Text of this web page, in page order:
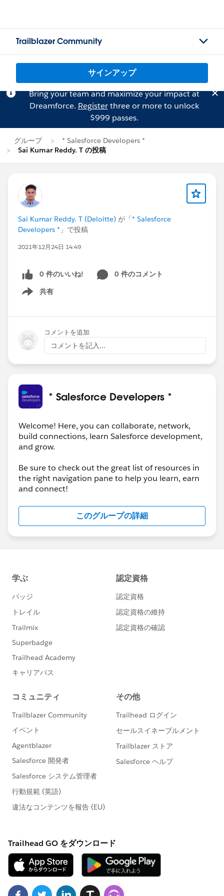
Trailblazer Community
サインアップ
Bring your team and maximize your impact at
Dreamforce. Registerthree or more to unlock
$999 passes.
グループ
* Salesforce Developers *
Sai Kumar Reddy. T の投稿
Sai Kumar Reddy. T (Deloitte) が「* Salesforce
Developers * 」で投稿
2021年12月24日 14:49
0 件のいいね!
0 件のコメント
共有
Show menu
コメントを追加
コメントを記入...
* Salesforce Developers *
Welcome! Here, you can collaborate, network,
build connections, learn Salesforce development,
and grow.
Be sure to check out the great list of resources in
the right navigation pane to help you learn, earn
and connect!
このグループの詳細